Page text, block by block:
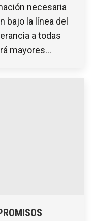
necesaria
bajo la línea del
a todas
mayores…